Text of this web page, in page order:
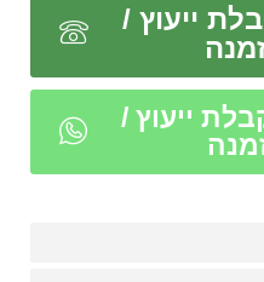
ייעוץ /
ייעוץ /